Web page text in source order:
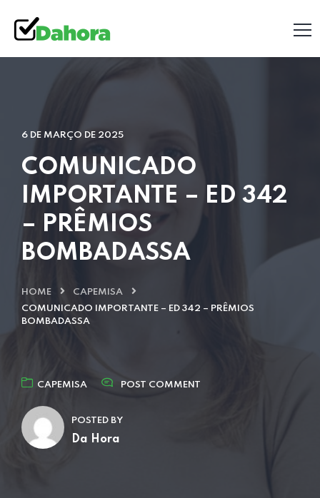
6 DE MARÇO DE 2025
COMUNICADO
IMPORTANTE – ED 342
– PRÊMIOS
BOMBADASSA
HOME
CAPEMISA
COMUNICADO IMPORTANTE – ED 342 – PRÊMIOS
BOMBADASSA
CAPEMISA POST COMMENT
POSTED BY
Da Hora